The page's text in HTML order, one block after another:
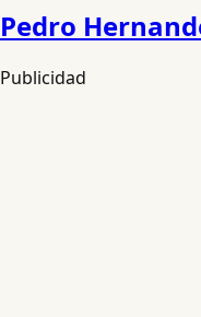
Pedro
Publicidad